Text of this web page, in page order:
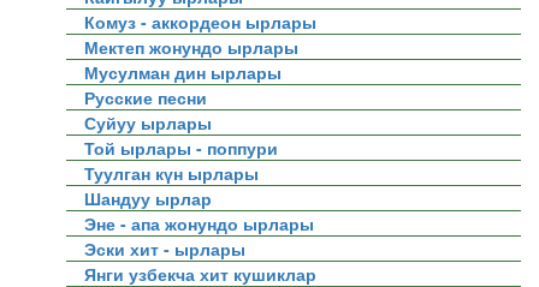
Комуз - аккордеон ырлары
Мектеп жонундо ырлары
Мусулман дин ырлары
Русские песни
Суйуу ырлары
Той ырлары - поппури
Туулган күн ырлары
Шандуу ырлар
Эне - апа жонундо ырлары
Эски хит - ырлары
Янги узбекча хит кушиклар